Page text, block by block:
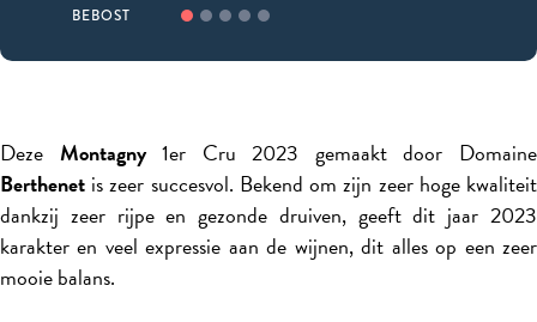
BEBOST
Deze Montagny1er Cru 2023 gemaakt door Domaine
Berthenet is zeer succesvol. Bekend om zijn zeer hoge kwaliteit
dankzij zeer rijpe en gezonde druiven, geeft dit jaar 2023
karakter en veel expressie aan de wijnen, dit alles op een zeer
mooie balans.